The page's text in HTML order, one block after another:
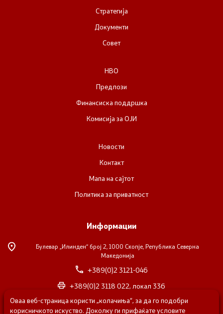
Стратегија
Документи
Совет
НВО
Предлози
Финансиска поддршка
Комисија за ОЈИ
Новости
Контакт
Мапа на сајтот
Политика за приватност
Информации
Булевар „Илинден“ број 2, 1000 Скопје, Република Северна
Македонија
+389(0)2 3121-046
+389(0)2 3118 022, локал 336
nvosorabotka@gs.gov.mk
Оваа веб-страница користи „колачиња“, за да го подобри
корисничкото искуство. Доколку ги прифаќате условите